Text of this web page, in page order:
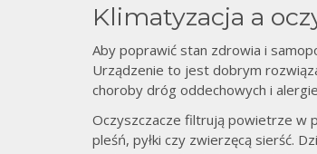
Klimatyzacja a
Aby poprawić stan zdrowia i
Urządzenie to jest dobrym
choroby dróg oddechowych i
Oczyszczacze filtrują powietrze w
pleśń, pyłki czy zwierzęcą sierść.